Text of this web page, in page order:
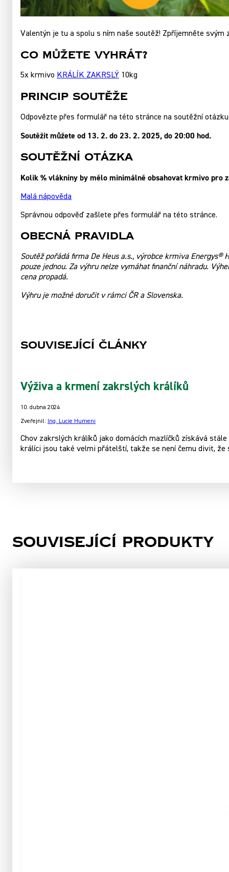
Valentýn je tu a spolu s ním naše soutěž! Zpříjemněte
Co můžete vyhrát?
5x krmivo KRÁLÍK ZAKRSLÝ 10kg
Princip soutěže
Odpovězte přes formulář na této stránce na soutěžní
Soutěžit můžete od 13. 2. do 23. 2. 2025, do 20:00 hod.
Soutěžní otázka
Kolik % vlákniny by mělo minimálně obsahovat krmivo pro
Malá nápověda
Správnou odpověď zašlete přes formulář na této stránce.
Obecná pravidla
Soutěž pořádá firma De Heus a.s., výrobce krmiva
pouze jednou. Za výhru nelze vymáhat finanční náhradu.
cena propadá.
Výhru je možné doručit v rámci ČR a Slovenska.
Související články
Výživa a krmení zakrslých králíků
10. dubna 2024
Zveřejnil: Ing. Lucie Humeni
Chov zakrslých králíků jako domácích mazlíčků získává
králíci jsou také velmi přátelští, takže se není čemu divit,
Související produkty